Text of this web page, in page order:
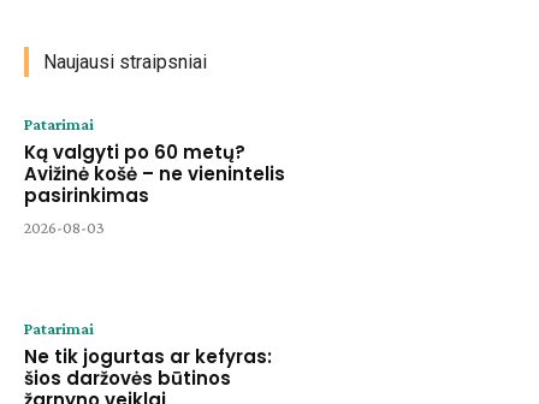
Naujausi straipsniai
Patarimai
Ką valgyti po 60 metų?
Avižinė košė – ne vienintelis
pasirinkimas
2026-08-03
Patarimai
Ne tik jogurtas ar kefyras:
šios daržovės būtinos